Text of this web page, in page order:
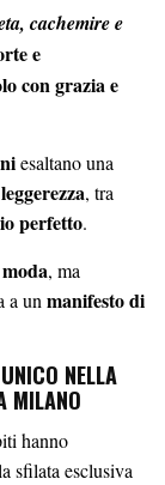
cachemire e
e
con grazia e
esaltano una
, tra
perfetto.
, ma
a unmanifesto di
NELLA
MILANO
hanno
sfilata esclusiva